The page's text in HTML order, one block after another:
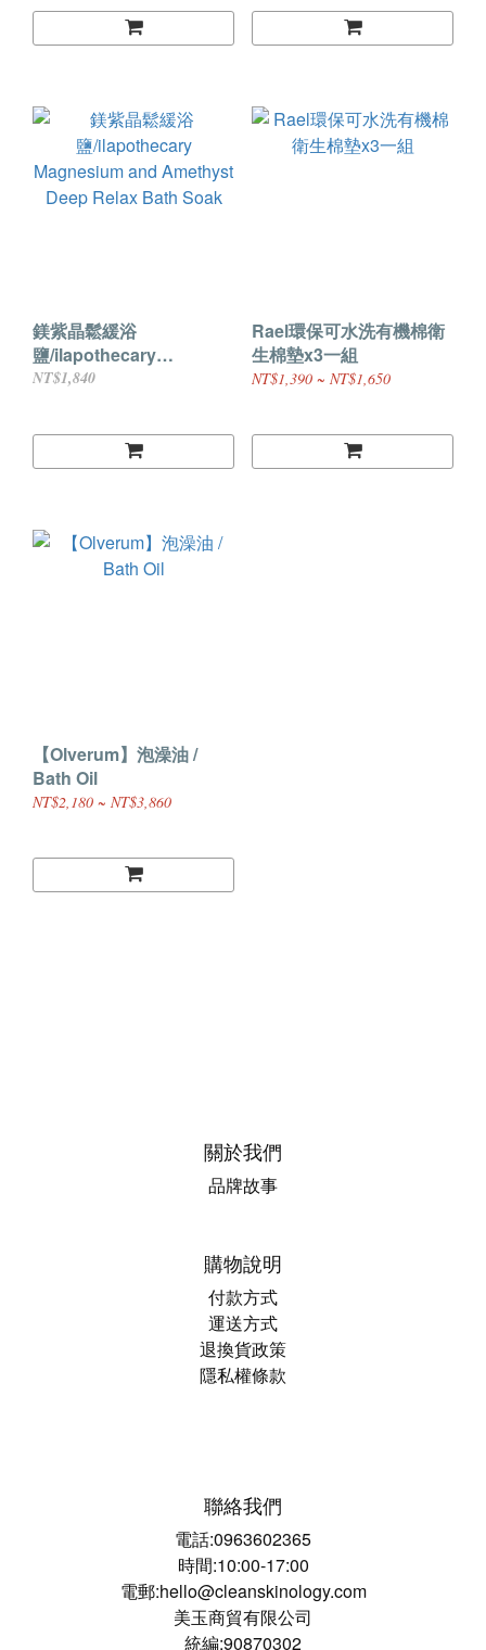
鎂紫晶鬆緩浴
鹽/ilapothecary
Magnesium and
NT$1,840
Rael環保可水洗有機棉衛
生棉墊x3一組
NT$1,390 ~ NT$1,650
【Olverum】泡澡油 /
Bath Oil
NT$2,180 ~ NT$3,860
關於我們
品牌故事
購物說明
付款方式
運送方式
退換貨政策
隱私權條款
聯絡我們
電話:0963602365
時間:10:00-17:00
電郵:hello@cleanskinology.com
美玉商貿有限公司
統編:90870302